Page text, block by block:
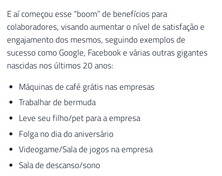
E aí começou esse “boom” de benefícios para
colaboradores, visando aumentar o nível de satisfação e
engajamento dos mesmos, seguindo exemplos de
sucesso como Google, Facebook e várias outras gigantes
nascidas nos últimos 20 anos:
Máquinas de café grátis nas empresas
Trabalhar de bermuda
Leve seu filho/pet para a empresa
Folga no dia do aniversário
Videogame/Sala de jogos na empresa
Sala de descanso/sono